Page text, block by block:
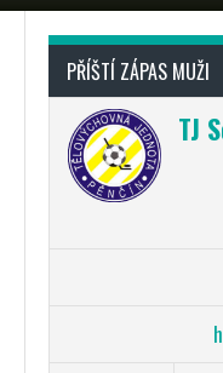
PŘÍŠTÍ ZÁPAS MUŽI
TJ